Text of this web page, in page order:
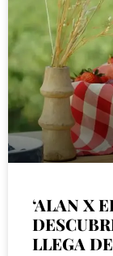
‘ALAN X
LLEGA